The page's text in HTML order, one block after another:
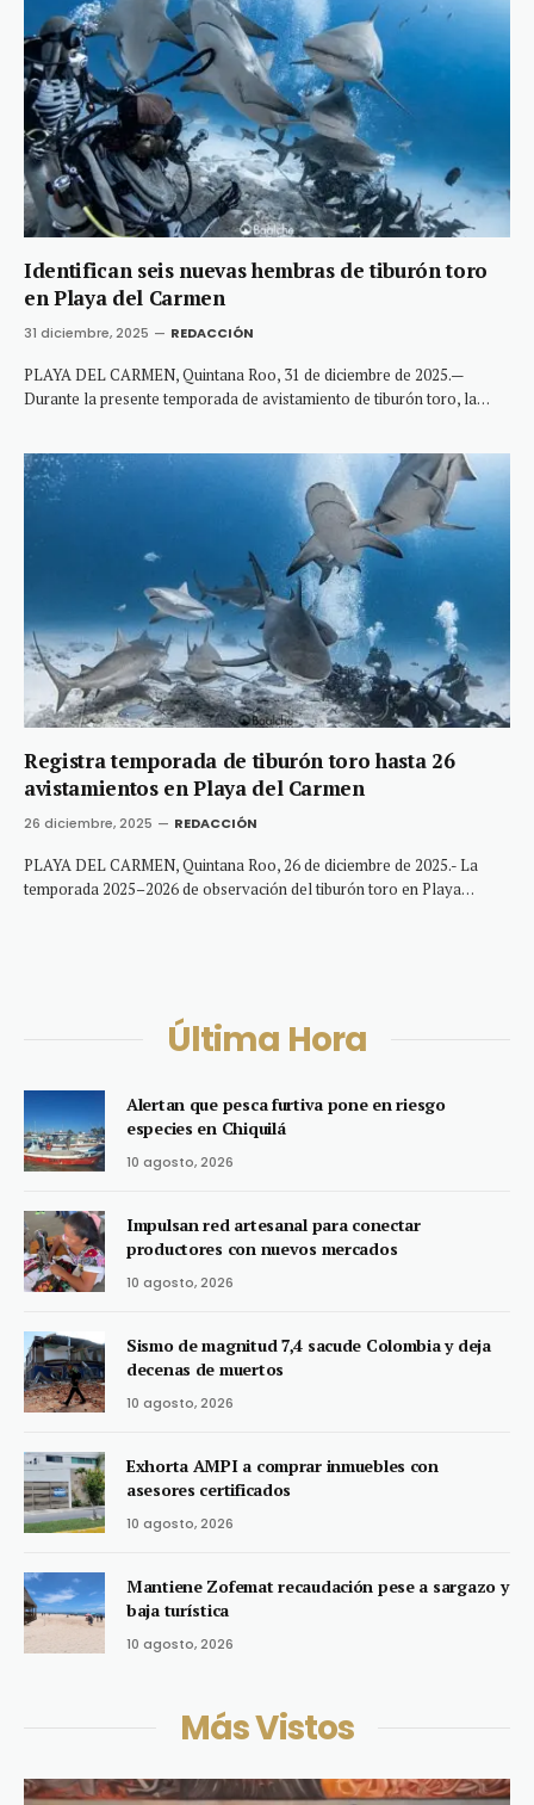
Identifican seis nuevas hembras de tiburón toro
en Playa del Carmen
31 diciembre, 2025 REDACCIÓN
PLAYA DEL CARMEN, Quintana Roo, 31 de diciembre de 2025.—
Durante la presente temporada de avistamiento de tiburón toro, la…
Registra temporada de tiburón toro hasta 26
avistamientos en Playa del Carmen
26 diciembre, 2025 REDACCIÓN
PLAYA DEL CARMEN, Quintana Roo, 26 de diciembre de 2025.- La
temporada 2025–2026 de observación del tiburón toro en Playa…
Última Hora
Alertan que pesca furtiva pone en riesgo
especies en Chiquilá
10 agosto, 2026
Impulsan red artesanal para conectar
productores con nuevos mercados
10 agosto, 2026
Sismo de magnitud 7,4 sacude Colombia y deja
decenas de muertos
10 agosto, 2026
Exhorta AMPI a comprar inmuebles con
asesores certificados
10 agosto, 2026
Mantiene Zofemat recaudación pese a sargazo y
baja turística
10 agosto, 2026
Más Vistos